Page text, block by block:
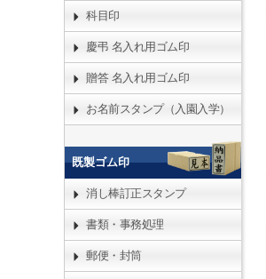
科目印
慶弔 名入れ用ゴム印
贈答 名入れ用ゴム印
お名前スタンプ（入園入学）
既製ゴム印
消し棒訂正スタンプ
書類・事務処理
郵便・封筒